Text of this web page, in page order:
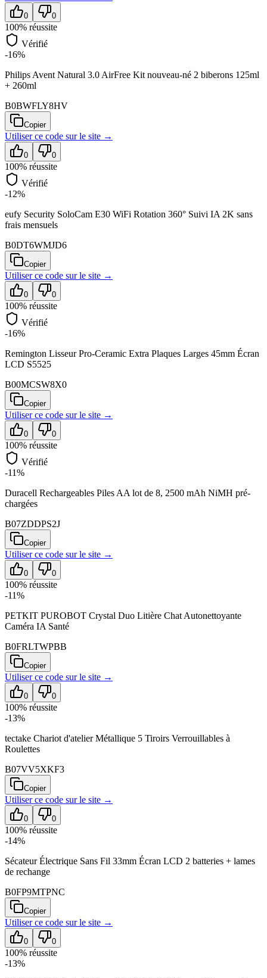
0 0
100% réussite
Vérifié
-16%
Philips Avent Natural 3.0 AirFree Kit nouveau-né 2 biberons 125ml
+ 260ml
B0BWFLY8HV
Copier
Utiliser ce code surle site →
0 0
100% réussite
Vérifié
-12%
eufy Security SoloCam E30 WiFi Rotation 360° Suivi IA 2K sans
frais mensuels
B0DT6WMJD6
Copier
Utiliser ce code surle site →
0 0
100% réussite
Vérifié
-16%
Remington Lisseur Pro-Ceramic Extra Plaques Larges 45mm Écran
LCD S5525
B00MCSW8X0
Copier
Utiliser ce code surle site →
0 0
100% réussite
Vérifié
-11%
Duracell Rechargeables Piles AA lot de 8, 2500 mAh NiMH pré-
chargées
B07ZDDPS2J
Copier
Utiliser ce code surle site →
0 0
100% réussite
-11%
PETKIT PUROBOT Crystal Duo Litière Chat Autonettoyante
Caméra IA Santé
B0FRLTWPBB
Copier
Utiliser ce code surle site →
0 0
100% réussite
-13%
tectake Chariot d'atelier Métallique 5 Tiroirs Verrouillables à
Roulettes
B07VV5XKF3
Copier
Utiliser ce code surle site →
0 0
100% réussite
-14%
Sécateur Électrique Sans Fil 33mm Écran LCD 2 batteries + lames
de rechange
B0FP9MTPNC
Copier
Utiliser ce code surle site →
0 0
100% réussite
-13%